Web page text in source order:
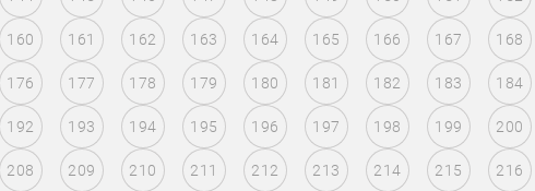
160 161 162 163 164 165 166 167 168
176 177 178 179 180 181 182 183 184
192 193 194 195 196 197 198 199 200
208 209 210 211 212 213 214 215 216